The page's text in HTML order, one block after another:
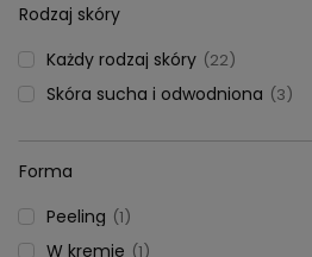
Rodzaj skóry
Każdy rodzaj skóry
22
Skóra sucha i odwodniona 3
Forma
Peeling
1
W kremie 1